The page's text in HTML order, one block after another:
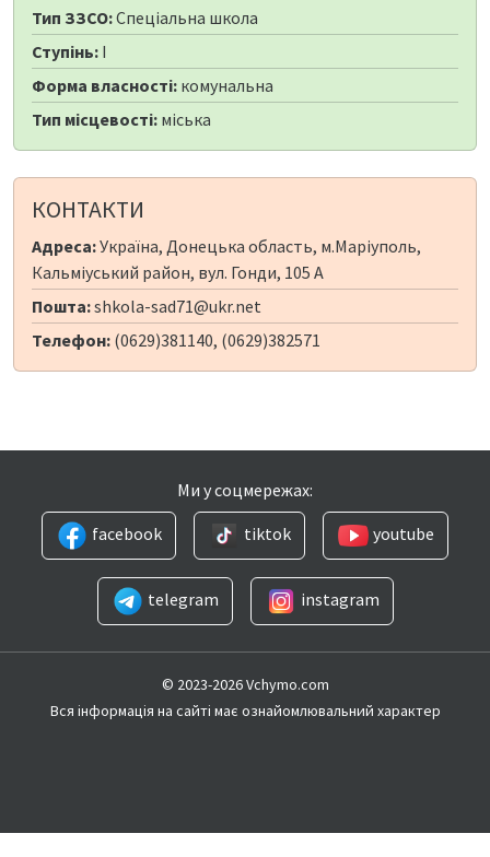
Тип ЗЗСО:Спеціальна школа
Ступінь: I
Форма власності: комунальна
Тип місцевості: міська
КОНТАКТИ
Адреса:Україна, Донецька область, м.Маріуполь,
Кальміуський район, вул. Гонди, 105 А
Пошта:shkola-sad71@ukr.net
Телефон: (0629)381140, (0629)382571
Ми у соцмережах:
facebook
tiktok youtube
telegram instagram
© 2023-2026 Vchymo.com
Вся інформація на сайті має ознайомлювальний характер